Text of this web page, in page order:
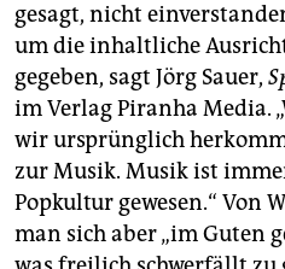
gesagt, nicht
um die inhaltliche
gegeben, sagt Jörg Sauer,
im Verlag Piranha Media.
wir ursprünglich
zur Musik. Musik ist
Popkultur gewesen.“ Von
man sich aber „im Guten